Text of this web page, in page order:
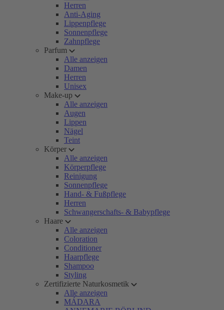
Herren
Anti-Aging
Lippenpflege
Sonnenpflege
Zahnpflege
Parfum
Alle anzeigen
Damen
Herren
Unisex
Make-up
Alle anzeigen
Augen
Lippen
Nägel
Teint
Körper
Alle anzeigen
Körperpflege
Reinigung
Sonnenpflege
Hand- & Fußpflege
Herren
Schwangerschafts- & Babypflege
Haare
Alle anzeigen
Coloration
Conditioner
Haarpflege
Shampoo
Styling
Zertifizierte Naturkosmetik
Alle anzeigen
MÁDARA